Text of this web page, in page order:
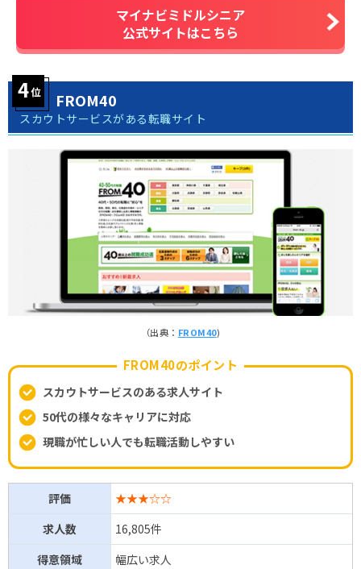
マイナビミドルシニア
公式サイトはこちら
FROM40
スカウトサービスがある転職サイト
（出典： FROM40)
FROM40のポイント
スカウトサービスのある求人サイト
50代の様々なキャリアに対応
現職が忙しい人でも転職活動しやすい
評価
★★★☆☆
求人数
16,805件
得意領域
幅広い求人